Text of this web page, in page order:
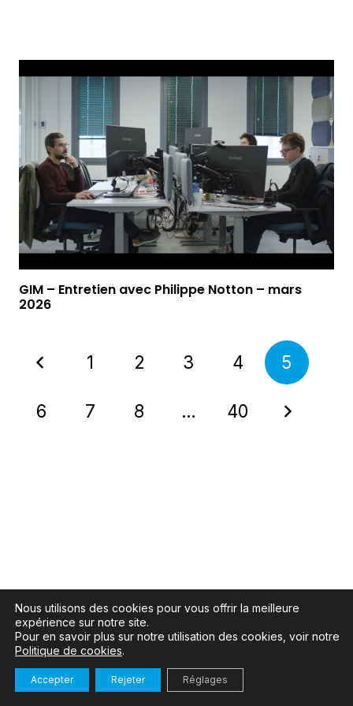
GIM – Entretien avec Philippe Notton – mars
2026
1 2 3 4 5
6 7 8 … 40
Nous utilisons des cookies pour vous offrir la meilleure
expérience sur notre site.
Pour en savoir plus sur notre utilisation des cookies, voir notre
Politique de cookies.
Accepter Rejeter Réglages